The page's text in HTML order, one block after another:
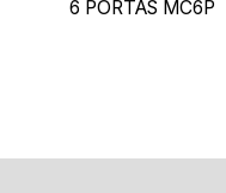
6 PORTAS MC6P